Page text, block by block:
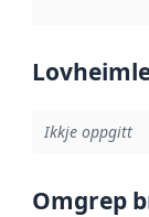
Ikkje oppgitt
Omgrep